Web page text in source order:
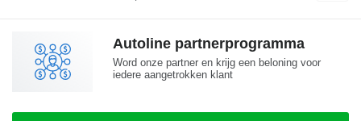
Autoline partnerprogramma
Word onze partner en krijg een beloning voor
iedere aangetrokken klant